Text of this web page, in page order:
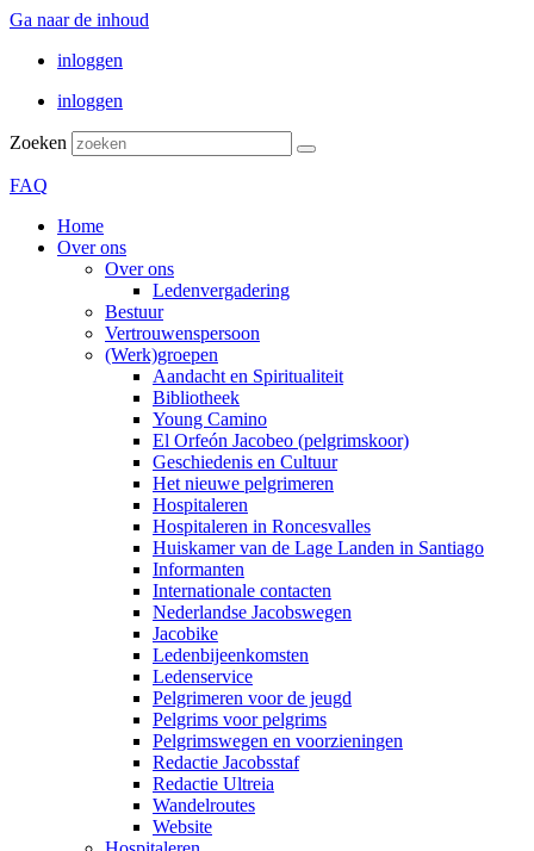
Ga naar de inhoud
inloggen
inloggen
Zoeken
FAQ
Home
Over ons
Over ons
Ledenvergadering
Bestuur
Vertrouwenspersoon
(Werk)groepen
Aandacht en Spiritualiteit
Bibliotheek
Young Camino
El Orfeón Jacobeo (pelgrimskoor)
Geschiedenis en Cultuur
Het nieuwe pelgrimeren
Hospitaleren
Hospitaleren in Roncesvalles
Huiskamer van de Lage Landen in Santiago
Informanten
Internationale contacten
Nederlandse Jacobswegen
Jacobike
Ledenbijeenkomsten
Ledenservice
Pelgrimeren voor de jeugd
Pelgrims voor pelgrims
Pelgrimswegen en voorzieningen
Redactie Jacobsstaf
Redactie Ultreia
Wandelroutes
Website